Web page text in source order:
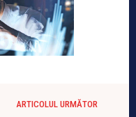
ARTICOLUL URMĂTOR